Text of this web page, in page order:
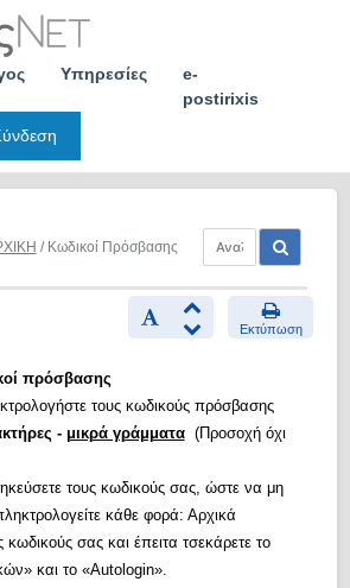
Υπηρεσίες
e-
postirixis
/ Κωδικοί Πρόσβασης
Εκτύπωση
πρόσβασης
τους κωδικούς πρόσβασης
- μικρά γράμματα(Προσοχή όχι
τους κωδικούς σας, ώστε να μη
κάθε φορά: Αρχικά
κωδικούς σας και έπειτα τσεκάρετε το
και το «Autologin».